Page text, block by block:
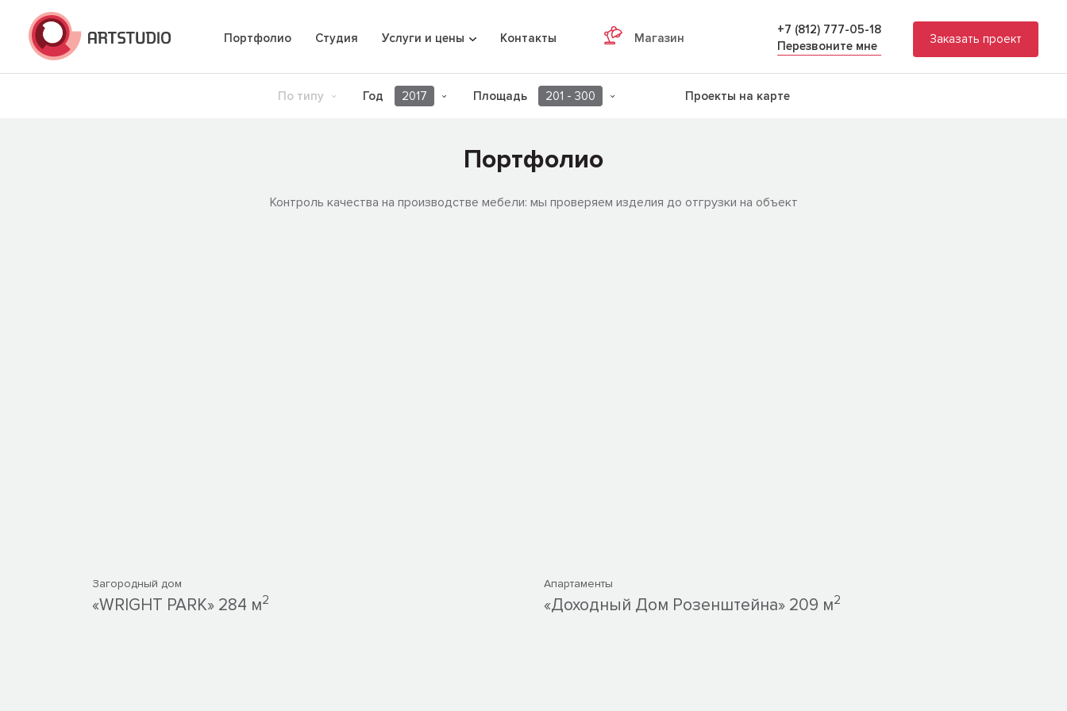
Портфолио Студия Услуги и цены Контакты Магазин
+7 (812) 777-05-18
Перезвоните мне
Заказать проект
По типу Год 2017 Площадь 201 - 300 Проекты на карте
Портфолио
Контроль качества на производстве мебели: мы проверяем изделия до отгрузки на объект
Загородный дом
«WRIGHT PARK» 284 м2
Апартаменты
«Доходный Дом Розенштейна» 209 м2